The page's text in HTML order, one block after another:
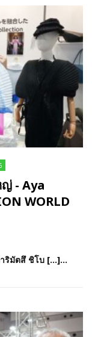
- Aya
WORLD
ริมัตสึ ชิโบ […]...